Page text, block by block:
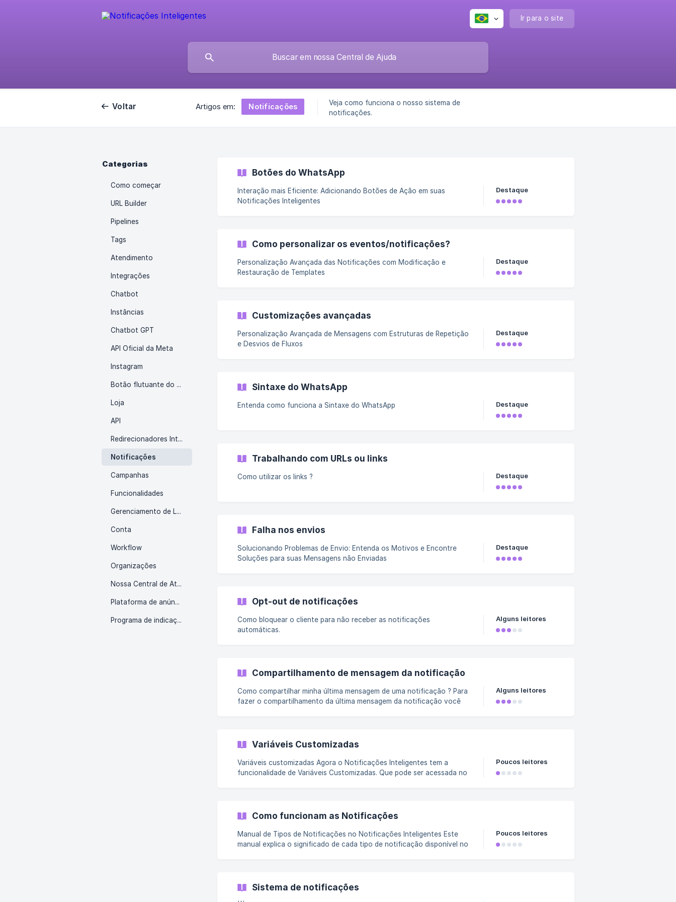
Ir para o site
Voltar Artigos em: Notificações
Veja como funciona o nosso sistema de
notificações.
Categorias
Como começar
URL Builder
Pipelines
Tags
Atendimento
Integrações
Chatbot
Instâncias
Chatbot GPT
API Oficial da Meta
Instagram
Botão flutuante do Whatsapp
Loja
API
Redirecionadores Inteligentes
Notificações
Campanhas
Funcionalidades
Gerenciamento de Leads
Conta
Workflow
Organizações
Nossa Central de Atendimento
Plataforma de anúncios
Programa de indicações
Botões do WhatsApp
Interação mais Eficiente: Adicionando Botões de Ação em suas
Notificações Inteligentes
Destaque
Como personalizar os eventos/notificações?
Personalização Avançada das Notificações com Modificação e
Restauração de Templates
Destaque
Customizações avançadas
Personalização Avançada de Mensagens com Estruturas de Repetição
e Desvios de Fluxos
Destaque
Sintaxe do WhatsApp
Entenda como funciona a Sintaxe do WhatsApp Destaque
Trabalhando com URLs ou links
Como utilizar os links ? Destaque
Falha nos envios
Solucionando Problemas de Envio: Entenda os Motivos e Encontre
Soluções para suas Mensagens não Enviadas
Destaque
Opt-out de notificações
Como bloquear o cliente para não receber as notificações
automáticas.
Alguns leitores
Compartilhamento de mensagem da notificação
Como compartilhar minha última mensagem de uma notificação ? Para
fazer o compartilhamento da última mensagem da notificação você
Alguns leitores
Variáveis Customizadas
Variáveis customizadas Agora o Notificações Inteligentes tem a
funcionalidade de Variáveis Customizadas. Que pode ser acessada no
específicas sobre os leads. Em essência, elas oferecem uma ma
Poucos leitores
Como funcionam as Notificações
Manual de Tipos de Notificações no Notificações Inteligentes Este
manual explica o significado de cada tipo de notificação disponível no
configurar Selecione Texto. ![Opção texto](https://storage.crisp
Poucos leitores
Sistema de notificações